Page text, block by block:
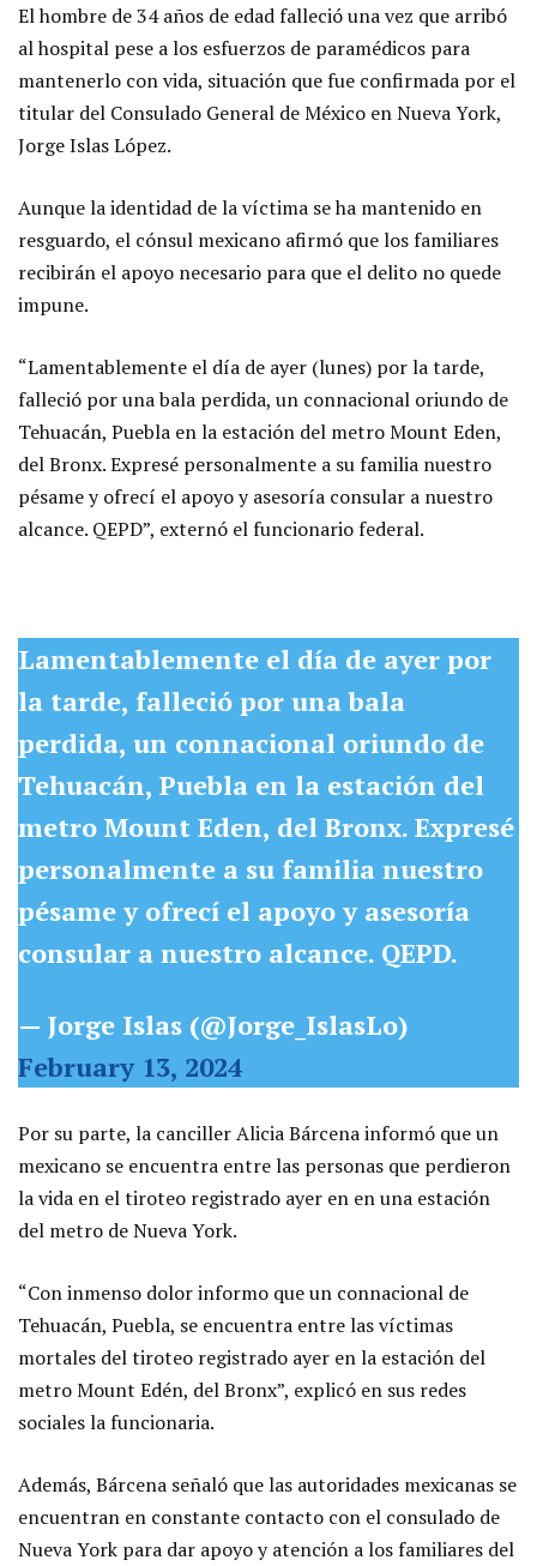
El hombre de 34 años de edad falleció una vez que arribó
al hospital pese a los esfuerzos de paramédicos para
mantenerlo con vida, situación que fue confirmada por el
titular del Consulado General de México en Nueva York,
Jorge Islas López.
Aunque la identidad de la víctima se ha mantenido en
resguardo, el cónsul mexicano afirmó que los familiares
recibirán el apoyo necesario para que el delito no quede
impune.
“Lamentablemente el día de ayer (lunes) por la tarde,
falleció por una bala perdida, un connacional oriundo de
Tehuacán, Puebla en la estación del metro Mount Eden,
del Bronx. Expresé personalmente a su familia nuestro
pésame y ofrecí el apoyo y asesoría consular a nuestro
alcance. QEPD”, externó el funcionario federal.
Lamentablemente el día de ayer por
la tarde, falleció por una bala
perdida, un connacional oriundo de
Tehuacán, Puebla en la estación del
metro Mount Eden, del Bronx. Expresé
personalmente a su familia nuestro
pésame y ofrecí el apoyo y asesoría
consular a nuestro alcance. QEPD.
— Jorge Islas (@Jorge_IslasLo)
February 13, 2024
Por su parte, la canciller Alicia Bárcena informó que un
mexicano se encuentra entre las personas que perdieron
la vida en el tiroteo registrado ayer en en una estación
del metro de Nueva York.
“Con inmenso dolor informo que un connacional de
Tehuacán, Puebla, se encuentra entre las víctimas
mortales del tiroteo registrado ayer en la estación del
metro Mount Edén, del Bronx”, explicó en sus redes
sociales la funcionaria.
Además, Bárcena señaló que las autoridades mexicanas se
encuentran en constante contacto con el consulado de
Nueva York para dar apoyo y atención a los familiares del